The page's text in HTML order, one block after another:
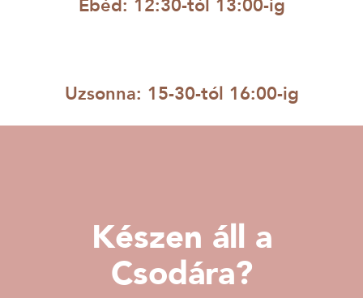
Ebéd: 12:30-tól 13:00-ig
Uzsonna: 15-30-tól 16:00-ig
Készen áll a
Csodára?